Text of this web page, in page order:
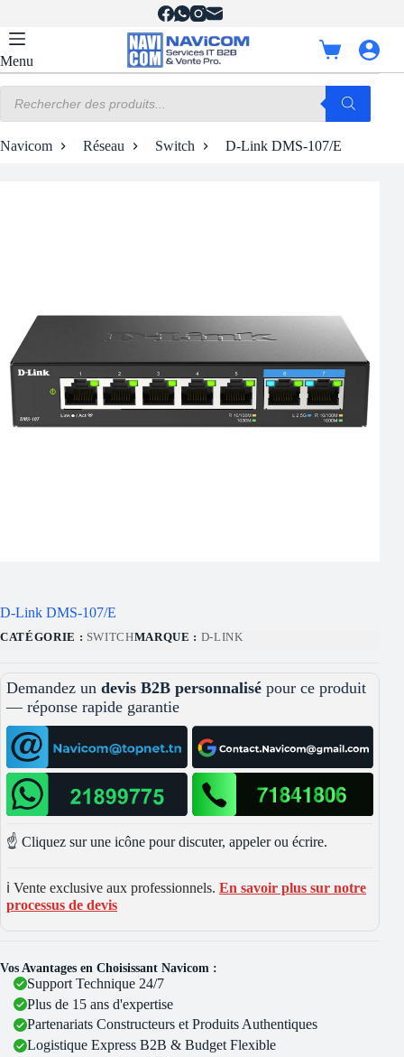
contenu
Menu
Panier
d’achat
produits
Navicom Réseau Switch D-Link DMS-107/E
D-Link DMS-107/E
CATÉGORIE : SWITCHMARQUE : D-LINK
Demandez un devis B2B personnalisé pour ce produit
— réponse rapide garantie
☝️ Cliquez sur une icône pour discuter, appeler ou écrire.
ℹ️ Vente exclusive aux professionnels. En savoir plus sur notre
processus de devis
Vos Avantages en Choisissant Navicom :
Support Technique 24/7
Plus de 15 ans d'expertise
Partenariats Constructeurs et Produits Authentiques
Logistique Express B2B & Budget Flexible